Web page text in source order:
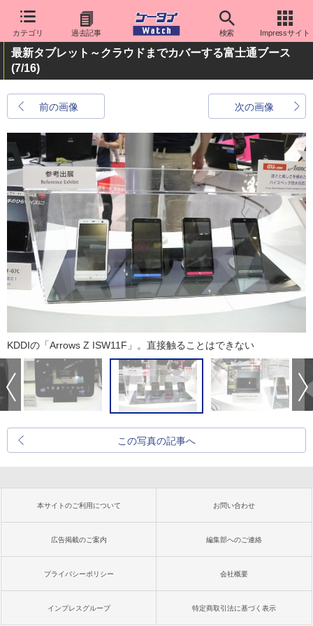
カテゴリ 過去記事 検索 Impressサイト
最新タブレット～クラウドまでカバーする富士通ブース
(7/16)
前の画像 次の画像
KDDIの「Arrows Z ISW11F」。直接触ることはできない
この写真の記事へ
本サイトのご利用について お問い合わせ
広告掲載のご案内 編集部へのご連絡
プライバシーポリシー 会社概要
インプレスグループ 特定商取引法に基づく表示